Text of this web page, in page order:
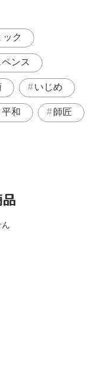
ク
ンス
いじめ
平和 師匠